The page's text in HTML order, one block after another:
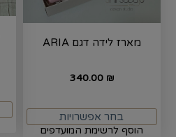
מארז לידה דגם ARIA
340.00 ₪
בחר אפשרויות
הוסף לרשימת המועדפים